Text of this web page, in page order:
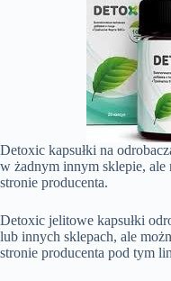
Detoxic kapsułki na
w żadnym innym sklepie,
stronie producenta.
Detoxic jelitowe kapsułki
lub innych sklepach, ale
stronie producenta pod tym